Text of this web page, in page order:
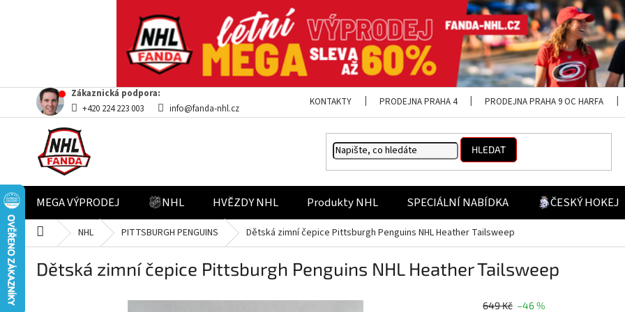
Přejít
obsah
Zákaznická podpora:
+420 224 223 003
info@fanda-nhl.cz
KONTAKTY PRODEJNA PRAHA 4 PRODEJNA PRAHA 9 OC HARFA
HLEDAT
MEGA VÝPRODEJ NHL HVĚZDY NHL Produkty NHL SPECIÁLNÍ NABÍDKA ČESKÝ HOKEJ
Domů NHL PITTSBURGH PENGUINS Dětská zimní čepice Pittsburgh Penguins NHL Heather Tailsweep
Dětská zimní čepice Pittsburgh Penguins NHL Heather Tailsweep
649 Kč –46 %